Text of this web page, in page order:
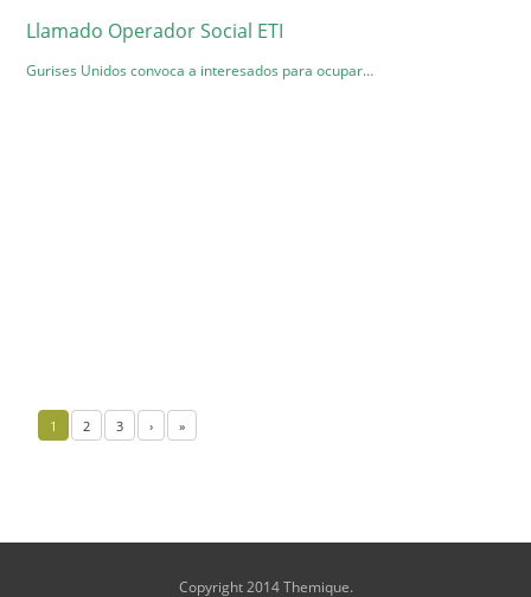
Llamado Operador Social ETI
Gurises Unidos convoca a interesados para ocupar…
1 2 3 › »
Copyright 2014 Themique.